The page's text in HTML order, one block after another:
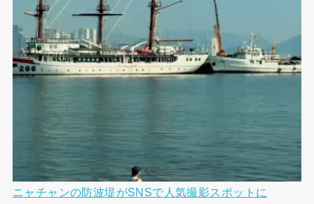
ニャチャンの防波堤がSNSで人気撮影スポットに